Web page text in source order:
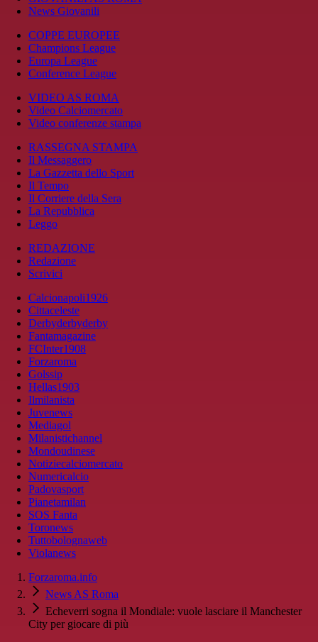
News Giovanili
COPPE EUROPEE
Champions League
Europa League
Conference League
VIDEO AS ROMA
Video Calciomercato
Video conferenze stampa
RASSEGNA STAMPA
Il Messaggero
La Gazzetta dello Sport
Il Tempo
Il Corriere della Sera
La Repubblica
Leggo
REDAZIONE
Redazione
Scrivici
Calcionapoli1926
Cittaceleste
Derbyderbyderby
Fantamagazine
FCInter1908
Forzaroma
Golssip
Hellas1903
Ilmilanista
Juvenews
Mediagol
Milanistichannel
Mondoudinese
Notiziecalciomercato
Numericalcio
Padovasport
Pianetamilan
SOS Fanta
Toronews
Tuttobolognaweb
Violanews
Forzaroma.info
News AS Roma
Echeverri sogna il Mondiale: vuole lasciare il Manchester
City per giocare di più